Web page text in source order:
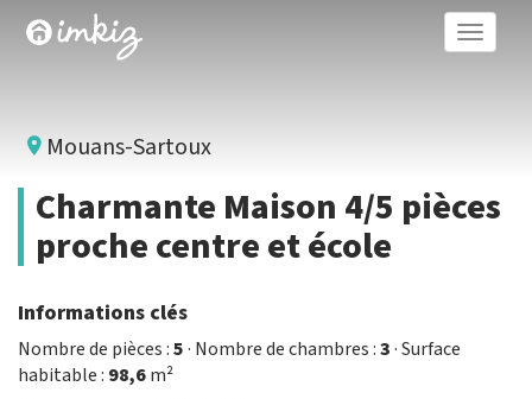
Toggle
Mouans-Sartoux
Charmante Maison 4/5 pièces
proche centre et école
Informations clés
Nombre de pièces :5· Nombre de chambres :3· Surface
habitable : 98,6m²